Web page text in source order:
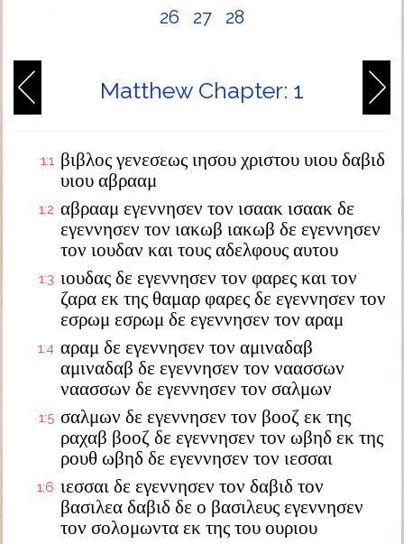
26
27 28
Matthew Chapter: 1
1:1 βιβλος γενεσεως ιησου χριστου υιου δαβιδ
υιου αβρααμ
1:2 αβρααμ εγεννησεν τον ισαακ ισαακ δε
εγεννησεν τον ιακωβ ιακωβ δε εγεννησεν
τον ιουδαν και τους αδελφους αυτου
1:3 ιουδας δε εγεννησεν τον φαρες και τον
ζαρα εκ της θαμαρ φαρες δε εγεννησεν τον
εσρωμ εσρωμ δε εγεννησεν τον αραμ
1:4 αραμ δε εγεννησεν τον αμιναδαβ
αμιναδαβ δε εγεννησεν τον ναασσων
ναασσων δε εγεννησεν τον σαλμων
1:5 σαλμων δε εγεννησεν τον βοοζ εκ της
ραχαβ βοοζ δε εγεννησεν τον ωβηδ εκ της
ρουθ ωβηδ δε εγεννησεν τον ιεσσαι
1:6 ιεσσαι δε εγεννησεν τον δαβιδ τον
βασιλεα δαβιδ δε ο βασιλευς εγεννησεν
τον σολομωντα εκ της του ουριου